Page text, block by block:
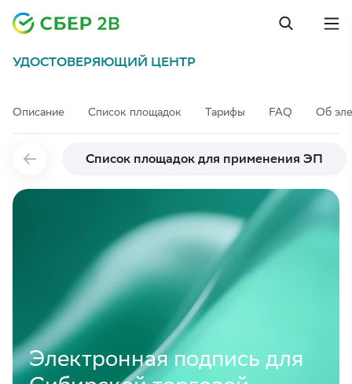
УДОСТОВЕРЯЮЩИЙ ЦЕНТР
Описание Список площадок Тарифы FAQ Об
Список площадок для применения ЭП
Электронная подпись для